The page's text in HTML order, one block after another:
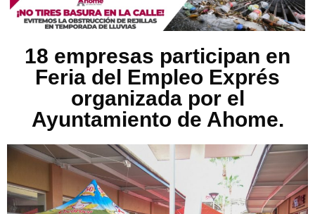
18 empresas participan en
Feria del Empleo Exprés
organizada por el
Ayuntamiento de Ahome.